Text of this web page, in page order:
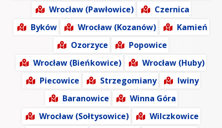
Wrocław (Pawłowice)
Czernica
Byków
Wrocław (Kozanów)
Kamień
Ozorzyce
Popowice
Wrocław (Bieńkowice)
Wrocław (Huby)
Piecowice
Strzegomiany
Iwiny
Baranowice
Winna Góra
Wrocław (Sołtysowice)
Wilczkowice